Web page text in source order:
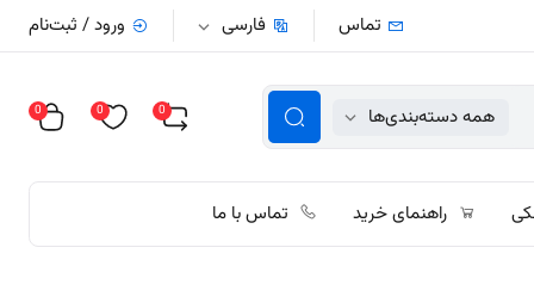
تماس فارسی ورود / ثبت‌نام
همه دسته‌بندی‌ها 0
0
0
راهنمای خرید تماس با ما